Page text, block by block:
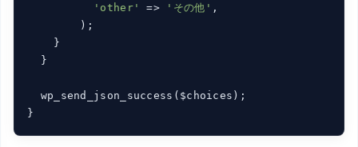
'other'
=> 'その他' ,
        );
    }
  }
  wp_send_json_success($choices);
}